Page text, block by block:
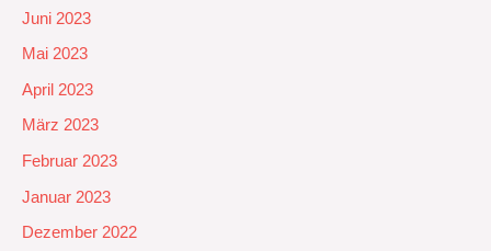
Juni 2023
Mai 2023
April 2023
März 2023
Februar 2023
Januar 2023
Dezember 2022